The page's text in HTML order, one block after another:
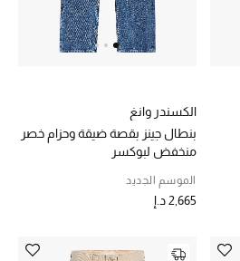
الكسندر وانغ
بنطال جينز بقصة ضيقة وحزام خصر
منخفض لبوكسر
الموسم الجديد
2,665 د.إ